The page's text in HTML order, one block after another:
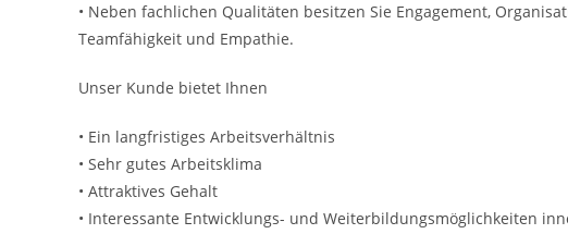
• Neben fachlichen Qualitäten besitzen Sie Engagement,
Teamfähigkeit und Empathie.
Unser Kunde bietet Ihnen
• Ein langfristiges Arbeitsverhältnis
• Sehr gutes Arbeitsklima
• Attraktives Gehalt
• Interessante Entwicklungs- und Weiterbildungsmöglichkeiten